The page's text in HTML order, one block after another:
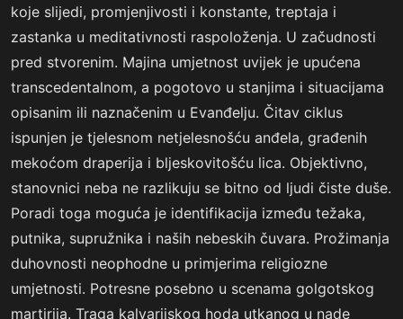
koje slijedi, promjenjivosti i konstante, treptaja i
zastanka u meditativnosti raspoloženja. U začudnosti
pred stvorenim. Majina umjetnost uvijek je upućena
transcedentalnom, a pogotovo u stanjima i situacijama
opisanim ili naznačenim u Evanđelju. Čitav ciklus
ispunjen je tjelesnom netjelesnošću anđela, građenih
mekoćom draperija i bljeskovitošću lica. Objektivno,
stanovnici neba ne razlikuju se bitno od ljudi čiste duše.
Poradi toga moguća je identifikacija između težaka,
putnika, supružnika i naših nebeskih čuvara. Prožimanja
duhovnosti neophodne u primjerima religiozne
umjetnosti. Potresne posebno u scenama golgotskog
martirija. Traga kalvarijskog hoda utkanog u nade